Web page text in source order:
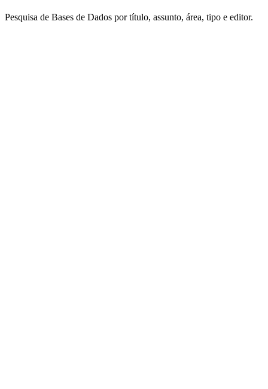
Pesquisa de Bases de Dados por título, assunto, área, tipo e editor.